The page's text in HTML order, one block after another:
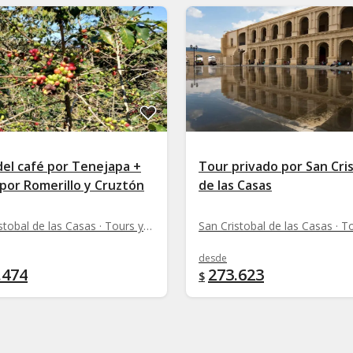
café por Tenejapa +
Romerillo y Cruztón
San Cristobal de las Casas · Tours y rutas
Tour privado por San
de las Casas
desde
$ 273.623